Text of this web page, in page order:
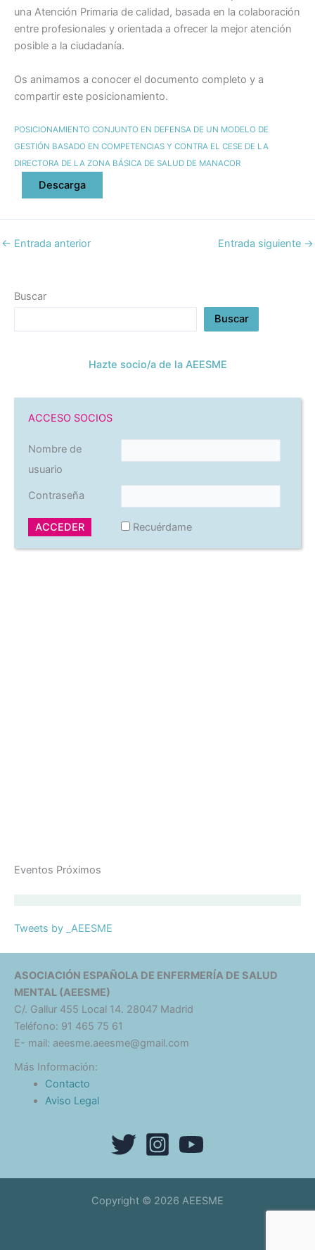
una Atención Primaria de calidad, basada en la colaboración
entre profesionales y orientada a ofrecer la mejor atención
posible a la ciudadanía.
Os animamos a conocer el documento completo y a
compartir este posicionamiento.
POSICIONAMIENTO CONJUNTO EN DEFENSA DE UN MODELO DE
GESTIÓN BASADO EN COMPETENCIAS Y CONTRA EL CESE DE LA
DIRECTORA DE LA ZONA BÁSICA DE SALUD DE MANACOR
Descarga
← Entrada anterior Entrada siguiente →
Buscar
Buscar
Hazte socio/a de la AEESME
ACCESO SOCIOS
Nombre de
usuario
Contraseña
Recuérdame
Eventos Próximos
Tweets by _AEESME
ASOCIACIÓN ESPAÑOLA DE ENFERMERÍA DE SALUD
MENTAL (AEESME)
C/. Gallur 455 Local 14. 28047 Madrid
Teléfono: 91 465 75 61
E- mail: aeesme.aeesme@gmail.com
Más Información:
Contacto
Aviso Legal
Copyright © 2026 AEESME